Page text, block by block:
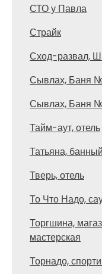
СТО у Павла
Страйк
Сход-развал,
Сывлах, Баня
Сывлах, Баня
Тайм-аут, отель
Татьяна,
Тверь, отель
То Что Надо,
Торгшина,
мастерская
Торнадо,